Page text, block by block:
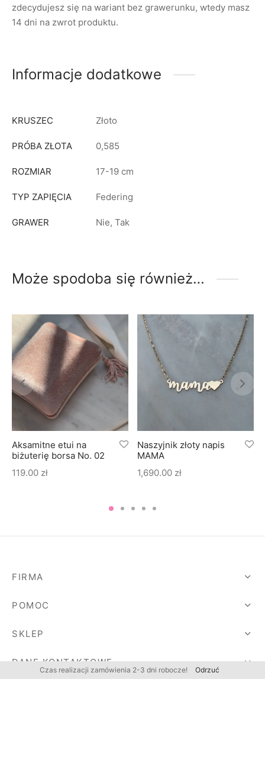
Czas realizacji zamówienia 2-3 dni robocze! Odrzuć
zdecydujesz się na wariant bez grawerunku, wtedy masz
14 dni na zwrot produktu.
Informacje dodatkowe
KRUSZEC Złoto
PRÓBA ZŁOTA 0,585
ROZMIAR 17-19 cm
TYP ZAPIĘCIA Federing
GRAWER Nie, Tak
Może spodoba się również…
Aksamitne etui na
biżuterię borsa No. 02
119.00 zł
Naszyjnik złoty napis
MAMA
1,690.00 zł
DANE KONTAKTOWE
POMOC
SKLEP
FIRMA